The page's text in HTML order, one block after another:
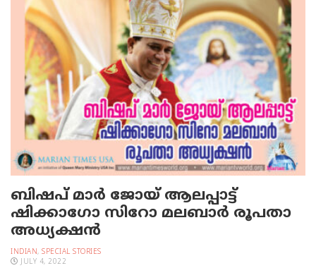
ബിഷപ് മാർ ജോയ് ആലപ്പാട്ട്
ഷിക്കാഗോ സിറോ മലബാർ രൂപതാ
അധ്യക്ഷൻ
INDIAN, SPECIAL STORIES
JULY 4, 2022